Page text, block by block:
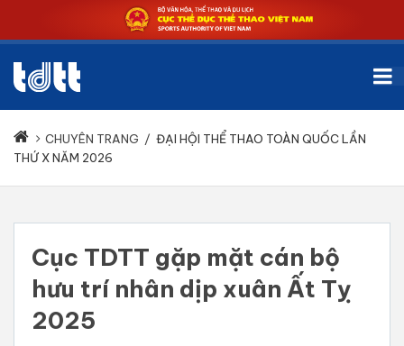
CHUYÊN TRANG / ĐẠI HỘI THỂ THAO TOÀN QUỐC LẦN
THỨ X NĂM 2026
Cục TDTT gặp mặt cán bộ
hưu trí nhân dịp xuân Ất Tỵ
2025